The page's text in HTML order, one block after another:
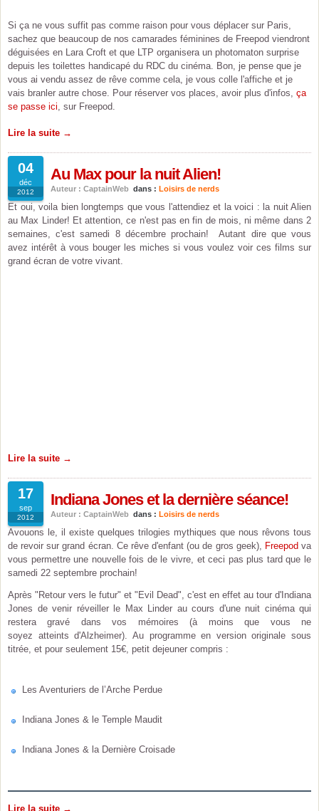
Si ça ne vous suffit pas comme raison pour vous déplacer sur Paris,
sachez que beaucoup de nos camarades féminines de Freepod viendront
déguisées en Lara Croft et que LTP organisera un photomaton surprise
depuis les toilettes handicapé du RDC du cinéma. Bon, je pense que je
vous ai vendu assez de rêve comme cela, je vous colle l'affiche et je
vais branler autre chose. Pour réserver vos places, avoir plus d'infos, ça
se passe ici, sur Freepod.
Lire la suite →
04
déc
2012
Au Max pour la nuit Alien!
Auteur : CaptainWeb dans : Loisirs de nerds
Et oui, voila bien longtemps que vous l'attendiez et la voici : la nuit Alien
au Max Linder! Et attention, ce n'est pas en fin de mois, ni même dans 2
semaines, c'est samedi 8 décembre prochain! Autant dire que vous
avez intérêt à vous bouger les miches si vous voulez voir ces films sur
grand écran de votre vivant.
Lire la suite →
17
sep
2012
Indiana Jones et la dernière séance!
Auteur : CaptainWeb dans : Loisirs de nerds
Avouons le, il existe quelques trilogies mythiques que nous rêvons tous
de revoir sur grand écran. Ce rêve d'enfant (ou de gros geek), Freepod va
vous permettre une nouvelle fois de le vivre, et ceci pas plus tard que le
samedi 22 septembre prochain!
Après "Retour vers le futur" et "Evil Dead", c'est en effet au tour d'Indiana
Jones de venir réveiller le Max Linder au cours d'une nuit cinéma qui
restera gravé dans vos mémoires (à moins que vous ne
soyez atteints d'Alzheimer). Au programme en version originale sous
titrée, et pour seulement 15€, petit dejeuner compris :
Les Aventuriers de l’Arche Perdue
Indiana Jones & le Temple Maudit
Indiana Jones & la Dernière Croisade
Lire la suite →